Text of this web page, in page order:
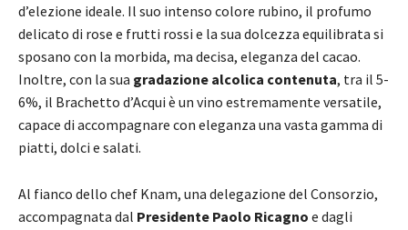
d’elezione ideale. Il suo intenso colore rubino, il profumo
delicato di rose e frutti rossi e la sua dolcezza equilibrata si
sposano con la morbida, ma decisa, eleganza del cacao.
Inoltre, con la sua gradazione alcolica contenuta, tra il 5-
6%, il Brachetto d’Acqui è un vino estremamente versatile,
capace di accompagnare con eleganza una vasta gamma di
piatti, dolci e salati.
Al fianco dello chef Knam, una delegazione del Consorzio,
accompagnata dal Presidente Paolo Ricagno e dagli